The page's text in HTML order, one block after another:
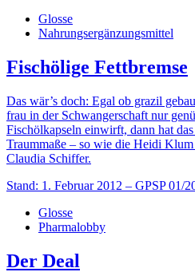
Glosse
Nahrungsergänzungsmittel
Fischölige Fettbremse
Das wär’s doch: Egal ob grazil
frau in der Schwangerschaft nur
Fischölkapseln einwirft, dann hat
Traummaße – so wie die Heidi Klum
Claudia Schiffer.
Stand: 1. Februar 2012 – GPSP 01/
Glosse
Pharmalobby
Der Deal